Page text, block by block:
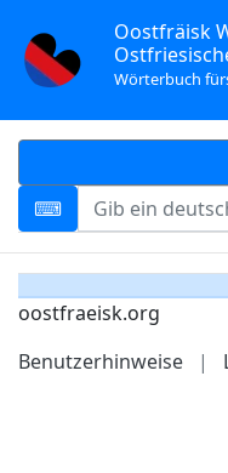
Oostfräisk
Wörterbuch
oostfraeisk.org
Benutzerhinweise
|